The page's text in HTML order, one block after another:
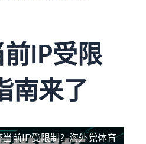
IP受限
南来了
前IP受限制？海外党体育